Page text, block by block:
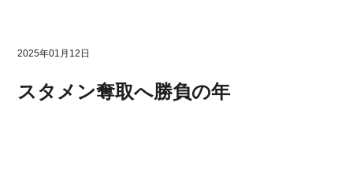
2025年01月12日
スタメン奪取へ勝負の年